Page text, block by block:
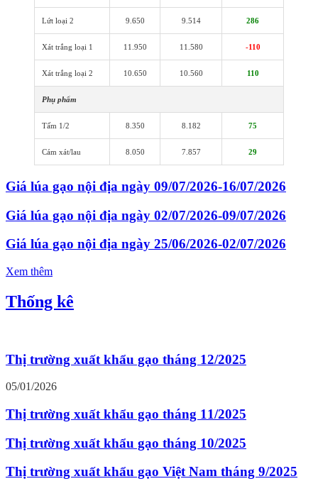
Lứt loại 2 9.650 9.514 286
Xát trắng loại 1 11.950 11.580 -110
Xát trắng loại 2 10.650 10.560 110
Phụ phẩm
Tấm 1/2 8.350 8.182 75
Cám xát/lau 8.050 7.857 29
Giá lúa gạo nội địa ngày 09/07/2026-16/07/2026
Giá lúa gạo nội địa ngày 02/07/2026-09/07/2026
Giá lúa gạo nội địa ngày 25/06/2026-02/07/2026
Xem thêm
Thống kê
Thị trường xuất khẩu gạo tháng 12/2025
05/01/2026
Thị trường xuất khẩu gạo tháng 11/2025
Thị trường xuất khẩu gạo tháng 10/2025
Thị trường xuất khẩu gạo Việt Nam tháng 9/2025